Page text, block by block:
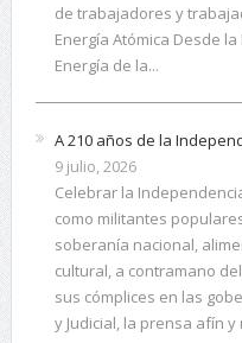
de trabajadores y
Energía Atómica Desde
Energía de la...
A 210 años de la
9 julio, 2026
Celebrar la
como militantes
soberanía nacional,
cultural, a contramano
sus cómplices en las
y Judicial, la prensa afín